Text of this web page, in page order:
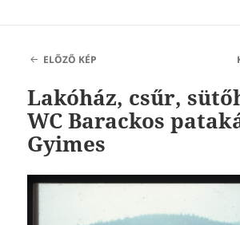
ELŐZŐ KÉP
Lakóház, csűr,
WC Barackos
Gyimes